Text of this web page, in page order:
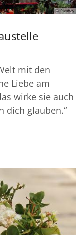
© Pixabay
mit den
Liebe am
wirke sie auch
dich glauben.“